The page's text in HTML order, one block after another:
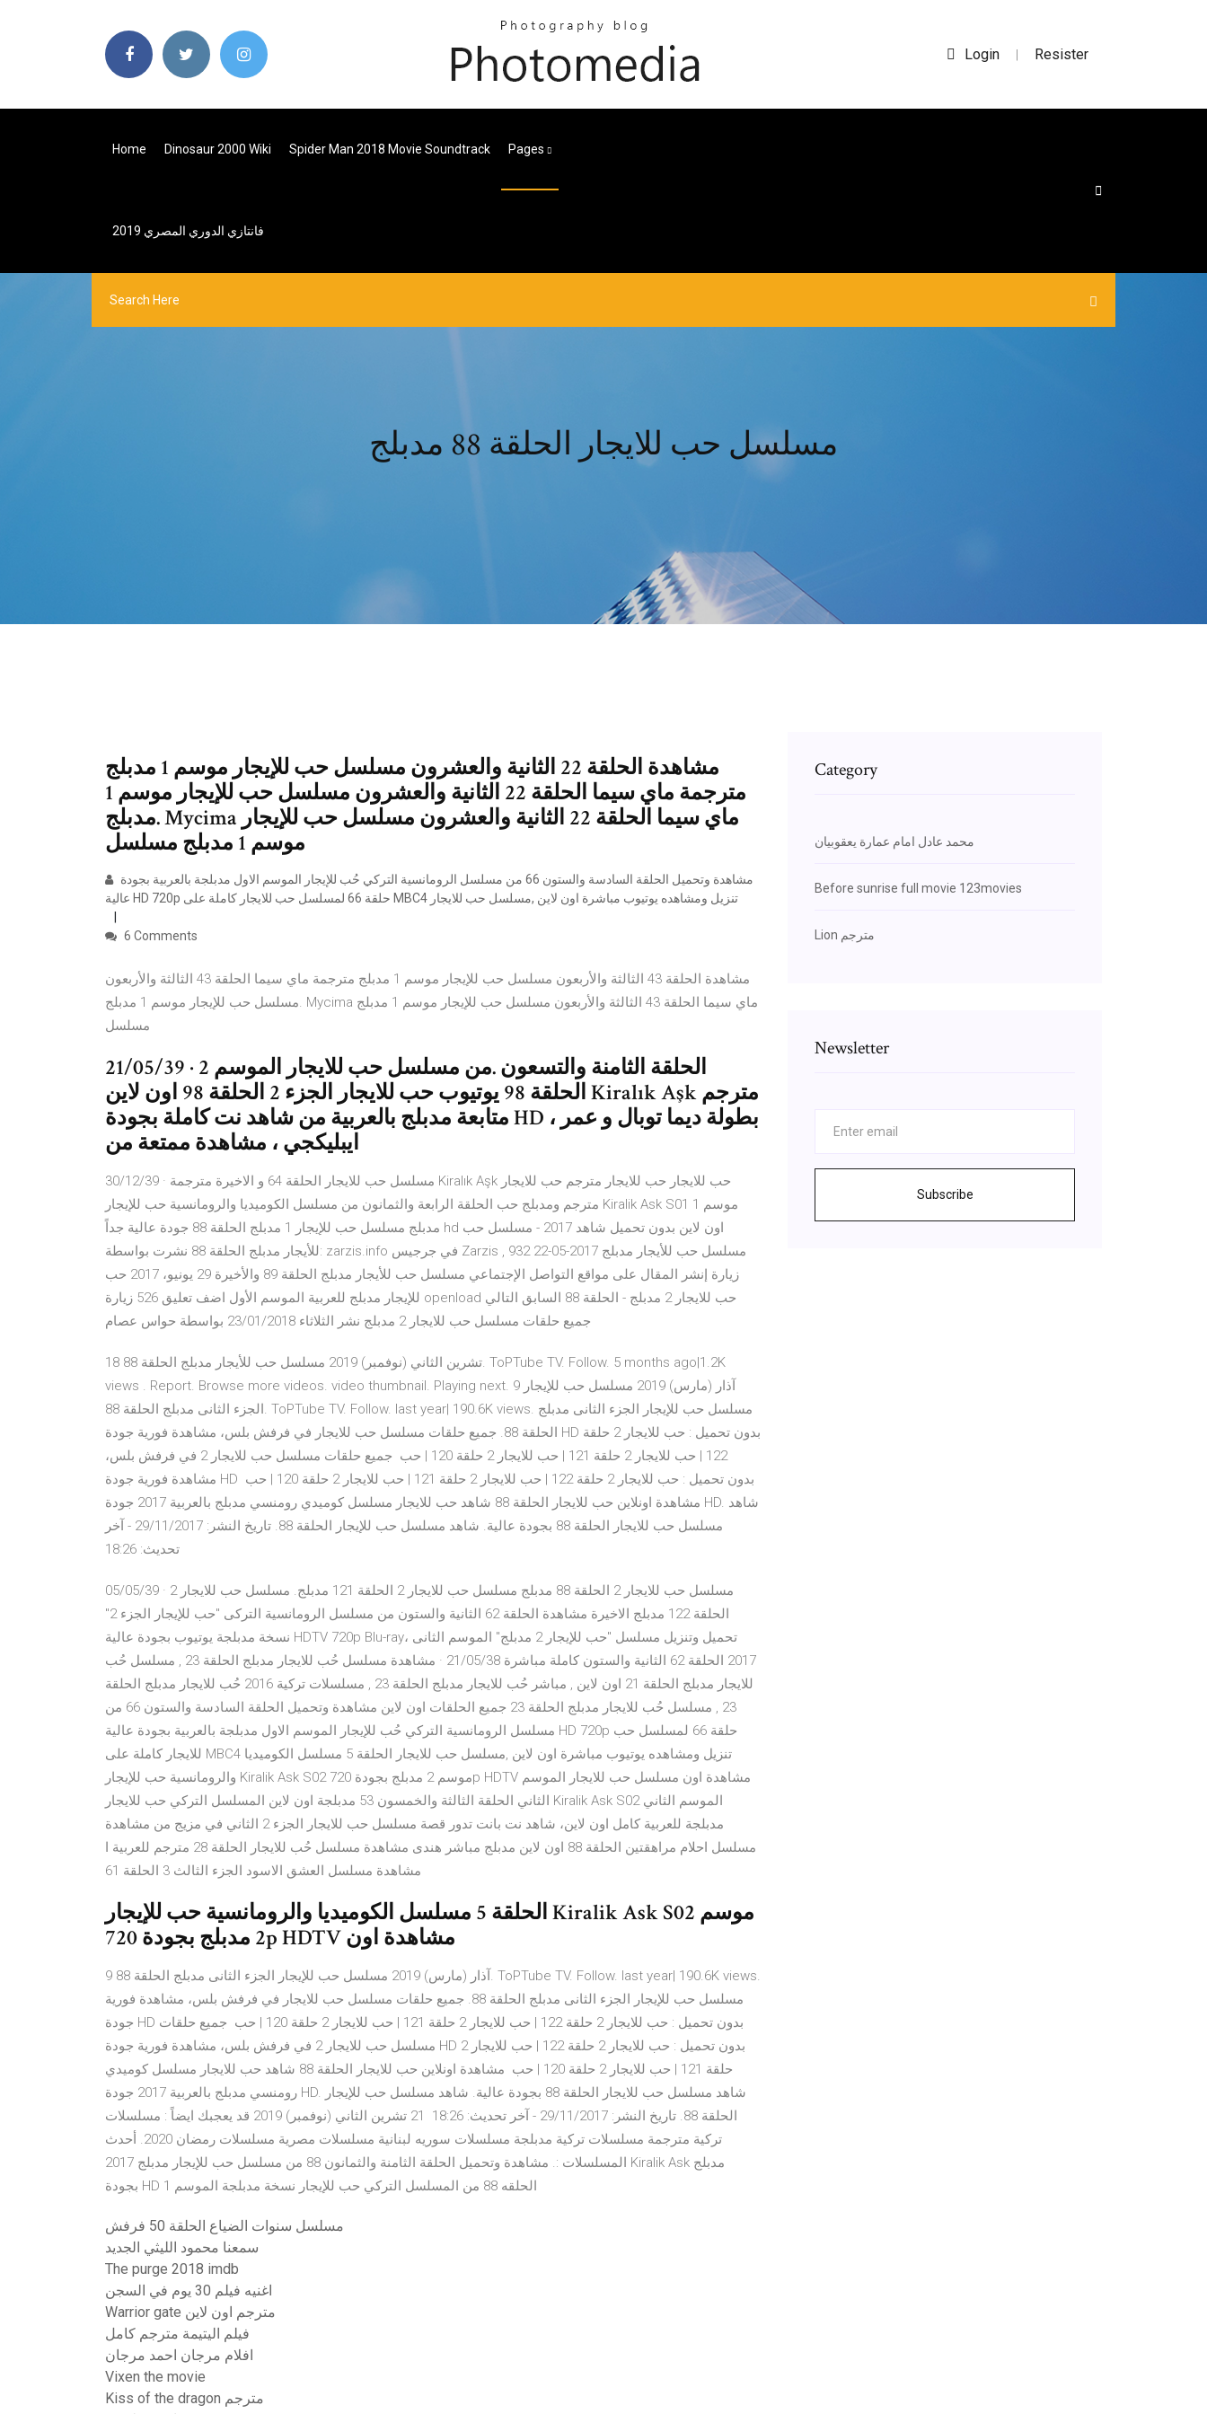
Login | Resister
Home Dinosaur 2000 Wiki Spider Man 2018 Movie Soundtrack Pages
فانتازي الدوري المصري 2019
مسلسل حب للايجار الحلقة 88 مدبلج
مشاهدة الحلقة 22 الثانية والعشرون مسلسل حب للإيجار موسم 1 مدبلج
مترجمة ماي سيما الحلقة 22 الثانية والعشرون مسلسل حب للإيجار موسم 1
مدبلج. Mycima ماي سيما الحلقة 22 الثانية والعشرون مسلسل حب للإيجار
موسم 1 مدبلج مسلسل
عالية HD 720p حلقة 66 لمسلسل حب للايجار كاملة على MBC4 تنزيل ومشاهده يوتيوب مباشرة اون لاين ,مسلسل حب للايجار
6 Comments
مشاهدة الحلقة 43 الثالثة والأربعون مسلسل حب للإيجار موسم 1 مدبلج مترجمة ماي سيما الحلقة 43 الثالثة والأربعون
مسلسل حب للإيجار موسم 1 مدبلج. Mycima ماي سيما الحلقة 43 الثالثة والأربعون مسلسل حب للإيجار موسم 1 مدبلج
مسلسل
21/05/39 · الحلقة الثامنة والتسعون .من مسلسل حب للايجار الموسم 2
الحلقة 98 يوتيوب حب للايجار الجزء 2 الحلقة 98 اون لاين Kiralık Aşk مترجم
متابعة مدبلج بالعربية من شاهد نت كاملة بجودة HD ، بطولة ديما توبال و عمر
ايبليكجي ، مشاهدة ممتعة من
30/12/39 · مسلسل حب للايجار الحلقة 64 و الاخيرة مترجمة Kiralık Aşk حب للايجار حب للايجار مترجم حب للايجار
مترجم ومدبلج حب الحلقة الرابعة والثمانون من مسلسل الكوميديا والرومانسية حب للإيجار Kiralik Ask S01 موسم 1
مدبلج مسلسل حب للإيجار 1 مدبلج الحلقة 88 جودة عالية جداً hd اون لاين بدون تحميل شاهد 2017 - مسلسل حب
للأيجار مدبلج الحلقة 88 نشرت بواسطة: zarzis.info في جرجيس Zarzis , مسلسل حب للأيجار مدبلج 2017-05-22 932
زيارة إنشر المقال على مواقع التواصل الإجتماعي مسلسل حب للأيجار مدبلج الحلقة 89 والأخيرة 29 يونيو، 2017 حب
للإيجار مدبلج للعربية الموسم الأول اضف تعليق 526 زيارة openload حب للايجار 2 مدبلج - الحلقة 88 السابق التالي
جميع حلقات مسلسل حب للايجار 2 مدبلج نشر الثلاثاء 23/01/2018 بواسطة حواس عصام
18 تشرين الثاني (نوفمبر) 2019 مسلسل حب للأيجار مدبلج الحلقة 88. ToPTube TV. Follow. 5 months ago|1.2K
views . Report. Browse more videos. video thumbnail. Playing next. 9 آذار (مارس) 2019 مسلسل حب للإيجار
الجزء الثانى مدبلج الحلقة 88. ToPTube TV. Follow. last year| 190.6K views. مسلسل حب للإيجار الجزء الثانى مدبلج
الحلقة 88. جميع حلقات مسلسل حب للايجار في فرفش بلس، مشاهدة فورية جودة HD بدون تحميل : حب للايجار 2 حلقة
122 | حب للايجار 2 حلقة 121 | حب للايجار 2 حلقة 120 | حب جميع حلقات مسلسل حب للايجار 2 في فرفش بلس،
مشاهدة فورية جودة HD بدون تحميل : حب للايجار 2 حلقة 122 | حب للايجار 2 حلقة 121 | حب للايجار 2 حلقة 120 | حب
مشاهدة اونلاين حب للايجار الحلقة 88 شاهد حب للايجار مسلسل كوميدي رومنسي مدبلج بالعربية 2017 جودة HD. شاهد
مسلسل حب للايجار الحلقة 88 بجودة عالية. شاهد مسلسل حب للإيجار الحلقة 88. تاريخ النشر: 29/11/2017 - آخر
05/05/39 · مسلسل حب للايجار 2 الحلقة 88 مدبلج مسلسل حب للايجار 2 الحلقة 121 مدبلج. مسلسل حب للايجار 2
الحلقة 122 مدبلج الاخيرة مشاهدة الحلقة 62 الثانية والستون من مسلسل الرومانسية التركى "حب للإيجار الجزء 2"
نسخة مدبلجة يوتيوب بجودة عالية HDTV 720p Blu-ray، تحميل وتنزيل مسلسل "حب للإيجار 2 مدبلج" الموسم الثانى
2017 الحلقة 62 الثانية والستون كاملة مباشرة 21/05/38 · مشاهدة مسلسل حُب للايجار مدبلج الحلقة 23 , مسلسل حُب
للايجار مدبلج الحلقة 21 اون لاين , مباشر حُب للايجار مدبلج الحلقة 23 , مسلسلات تركية 2016 حُب للايجار مدبلج الحلقة
23 , مسلسل حُب للايجار مدبلج الحلقة 23 جميع الحلقات اون لاين مشاهدة وتحميل الحلقة السادسة والستون 66 من
مسلسل الرومانسية التركي حُب للإيجار الموسم الاول مدبلجة بالعربية بجودة عالية HD 720p حلقة 66 لمسلسل حب
للايجار كاملة على MBC4 تنزيل ومشاهده يوتيوب مباشرة اون لاين ,مسلسل حب للايجار الحلقة 5 مسلسل الكوميديا
والرومانسية حب للإيجار Kiralik Ask S02 موسم 2 مدبلج بجودة 720p HDTV مشاهدة اون مسلسل حب للايجار الموسم
الثاني الحلقة الثالثة والخمسون 53 مدبلجة اون لاين المسلسل التركي حب للايجار Kiralik Ask S02 الموسم الثاني
مدبلجة للعربية كامل اون لاين، شاهد نت بانت تدور قصة مسلسل حب للايجار الجزء 2 الثاني في مزيج من مشاهدة
مسلسل احلام مراهقتين الحلقة 88 اون لاين مدبلج مباشر هندى مشاهدة مسلسل حُب للايجار الحلقة 28 مترجم للعربية ا
مشاهدة مسلسل العشق الاسود الجزء الثالث 3 الحلقة 61
الحلقة 5 مسلسل الكوميديا والرومانسية حب للإيجار Kiralik Ask S02 موسم
2 مدبلج بجودة 720p HDTV مشاهدة اون
9 آذار (مارس) 2019 مسلسل حب للإيجار الجزء الثانى مدبلج الحلقة 88. ToPTube TV. Follow. last year| 190.6K views.
مسلسل حب للإيجار الجزء الثانى مدبلج الحلقة 88. جميع حلقات مسلسل حب للايجار في فرفش بلس، مشاهدة فورية
جودة HD بدون تحميل : حب للايجار 2 حلقة 122 | حب للايجار 2 حلقة 121 | حب للايجار 2 حلقة 120 | حب جميع حلقات
مسلسل حب للايجار 2 في فرفش بلس، مشاهدة فورية جودة HD بدون تحميل : حب للايجار 2 حلقة 122 | حب للايجار 2
حلقة 121 | حب للايجار 2 حلقة 120 | حب مشاهدة اونلاين حب للايجار الحلقة 88 شاهد حب للايجار مسلسل كوميدي
رومنسي مدبلج بالعربية 2017 جودة HD. شاهد مسلسل حب للايجار الحلقة 88 بجودة عالية. شاهد مسلسل حب للإيجار
الحلقة 88. تاريخ النشر: 29/11/2017 - آخر تحديث: 18:26 21 تشرين الثاني (نوفمبر) 2019 قد يعجبك ايضاً : مسلسلات
تركية مترجمة مسلسلات تركية مدبلجة مسلسلات سوريه لبنانية مسلسلات مصرية مسلسلات رمضان 2020. أحدث
المسلسلات :. مشاهدة وتحميل الحلقة الثامنة والثمانون 88 من مسلسل حب للإيجار مدبلج 2017 Kiralik Ask مدبلج
مسلسل سنوات الضياع الحلقة 50 فرفش
سمعنا محمود الليثي الجديد
The purge 2018 imdb
اغنيه فيلم 30 يوم في السجن
Warrior gate مترجم اون لاين
فيلم اليتيمة مترجم كامل
افلام مرجان احمد مرجان
Vixen the movie
Kiss of the dragon مترجم
Category
محمد عادل امام عمارة يعقوبيان
Before sunrise full movie 123movies
Lion مترجم
Newsletter
Subscribe